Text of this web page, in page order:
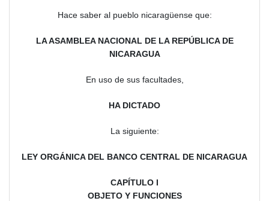
Hace saber al pueblo nicaragüense que:
LA ASAMBLEA NACIONAL DE LA REPÚBLICA DE
NICARAGUA
En uso de sus facultades,
HA DICTADO
La siguiente:
LEY ORGÁNICA DEL BANCO CENTRAL DE NICARAGUA
CAPÍTULO I
OBJETO Y FUNCIONES